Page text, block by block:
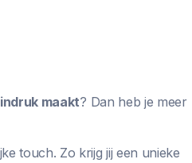
maakt? Dan heb je meer
touch. Zo krijg jij een unieke